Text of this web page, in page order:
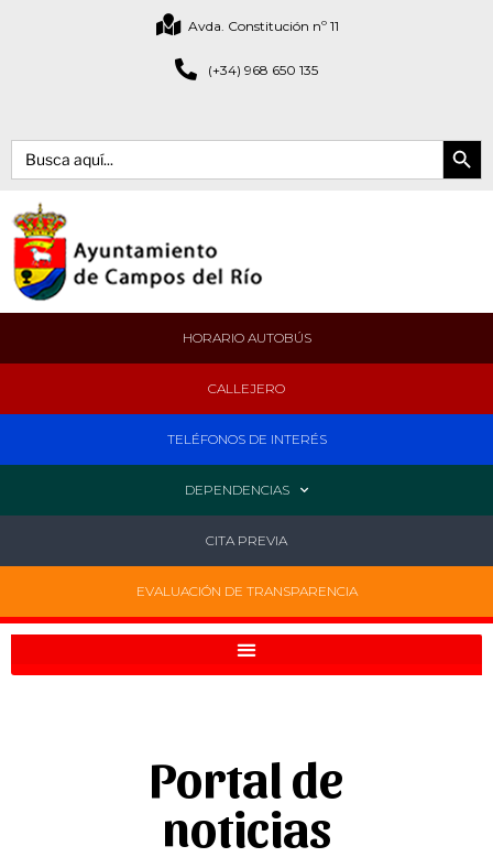
Avda. Constitución nº 11
(+34) 968 650 135
Buscar: Botón de
HORARIO AUTOBÚS
CALLEJERO
TELÉFONOS DE INTERÉS
DEPENDENCIAS
CITA PREVIA
EVALUACIÓN DE TRANSPARENCIA
Portal de
noticias